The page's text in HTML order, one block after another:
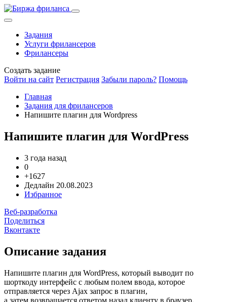
Задания
Услуги фрилансеров
Фрилансеры
Создать задание
Войти на сайт Регистрация Забыли пароль? Помощь
Главная
Задания для фрилансеров
Напишите плагин для Wordpress
Напишите плагин для WordPress
3 года назад
0
+1627
Дедлайн 20.08.2023
Избранное
Веб-разработка
Поделиться
Вконтакте
Описание задания
Напишите плагин для WordPress, который выводит по
шорткоду интерфейс с любым полем ввода, которое
отправляется через Ajax запрос в плагин,
а затем возвращается ответом назад клиенту в браузер.